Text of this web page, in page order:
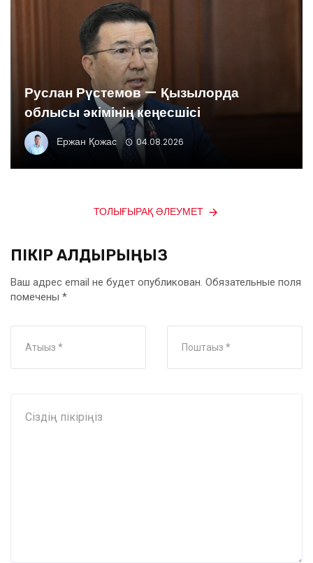
Руслан Рүстемов — Қызылорда
облысы әкімінің кеңесшісі
Ержан Қожас 04.08.2026
ТОЛЫҒЫРАҚ ӘЛЕУМЕТ
ПІКІР ҚАЛДЫРЫҢЫЗ
Ваш адрес email не будет опубликован. Обязательные поля
помечены *